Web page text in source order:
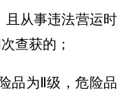
且从事违法营运时
查获的；
品为Ⅱ级，危险品